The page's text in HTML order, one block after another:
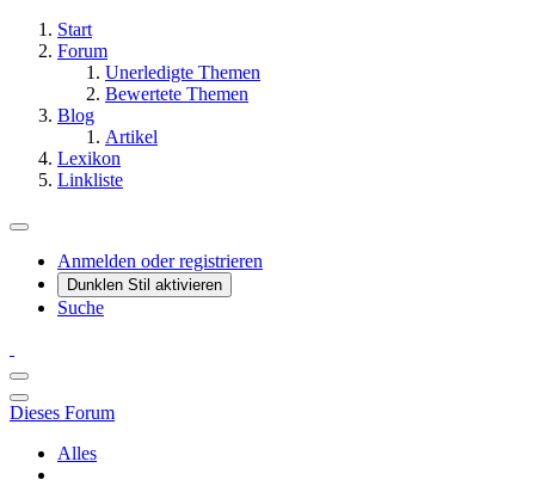
Start
Forum
Unerledigte Themen
Bewertete Themen
Blog
Artikel
Lexikon
Linkliste
Anmelden oder registrieren
Dunklen Stil aktivieren
Suche
Dieses Forum
Alles